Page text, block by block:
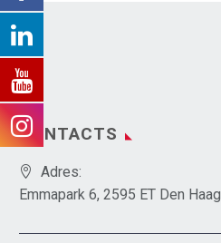
CONTACTS
Adres:
Emmapark 6, 2595 ET Den Haag